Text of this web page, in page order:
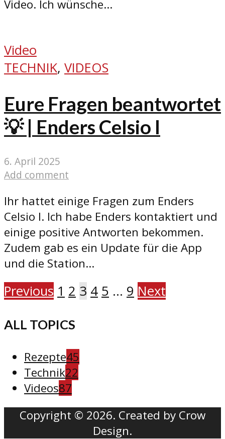
Video. Ich wünsche...
Video
TECHNIK, VIDEOS
Eure Fragen beantwortet
💡 | Enders Celsio I
6. April 2025
Add comment
Ihr hattet einige Fragen zum Enders
Celsio I. Ich habe Enders kontaktiert und
einige positive Antworten bekommen.
Zudem gab es ein Update für die App
und die Station...
Previous 1 2 3 4 5 … 9 Next
ALL TOPICS
Rezepte45
Technik22
Videos87
Copyright © 2026. Created by Crow
Design.